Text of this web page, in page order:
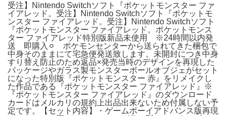
受注】Nintendo Switchソフト『ポケットモンスター ファ
イアレッド。受注】Nintendo Switchソフト『ポケットモ
ンスター ファイアレッド。受注】Nintendo Switchソフト
『ポケットモンスター ファイアレッド。ポケットモンス
ター ファイアレッド特別版新品未使用 ※24時間以内発
送 即購入⚪︎ ポケモンセンターから送られてきた梱包で
中身そのままにて宅急便発送致します。未開封につき中身
すり替え防止のため返品×発売当時のデザインを再現した
パッケージやガラス製モンスターボールオブジェがセット
になった特別版『ポケットモンスター 赤』をリメイクし
た作品である『ポケットモンスター ファイアレッド』※
『ポケットモンスター ファイアレッド』のダウンロード
カードはメルカリの規約上出品出来ないため付属しない予
定です。【セット内容】・ゲームボーイアドバンス版再現